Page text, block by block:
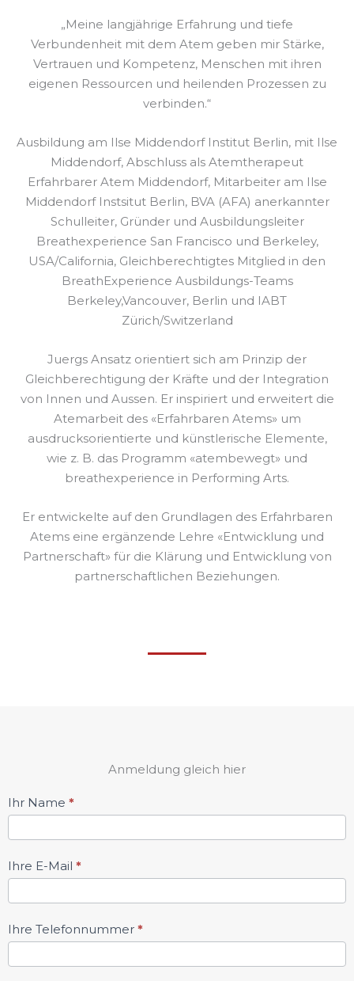
„Meine langjährige Erfahrung und tiefe
Verbundenheit mit dem Atem geben mir Stärke,
Vertrauen und Kompetenz, Menschen mit ihren
eigenen Ressourcen und heilenden Prozessen zu
verbinden.“
Ausbildung am Ilse Middendorf Institut Berlin, mit Ilse
Middendorf, Abschluss als Atemtherapeut
Erfahrbarer Atem Middendorf, Mitarbeiter am Ilse
Middendorf Instsitut Berlin, BVA (AFA) anerkannter
Schulleiter, Gründer und Ausbildungsleiter
Breathexperience San Francisco und Berkeley,
USA/California, Gleichberechtigtes Mitglied in den
BreathExperience Ausbildungs-Teams
Berkeley,Vancouver, Berlin und IABT
Zürich/Switzerland
Juergs Ansatz orientiert sich am Prinzip der
Gleichberechtigung der Kräfte und der Integration
von Innen und Aussen. Er inspiriert und erweitert die
Atemarbeit des «Erfahrbaren Atems» um
ausdrucksorientierte und künstlerische Elemente,
wie z. B. das Programm «atembewegt» und
breathexperience in Performing Arts.
Er entwickelte auf den Grundlagen des Erfahrbaren
Atems eine ergänzende Lehre «Entwicklung und
Partnerschaft» für die Klärung und Entwicklung von
partnerschaftlichen Beziehungen.
Anmeldung gleich hier
Kontak
Formular
Ihr Name *
Ihre E-Mail *
Ihre Telefonnummer *